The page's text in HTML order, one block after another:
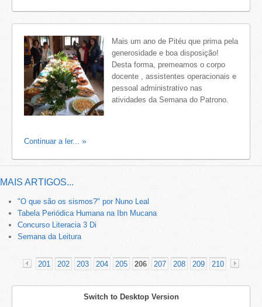
Mais um ano de Pitéu que prima pela
generosidade e boa disposição!
Desta forma, premeamos o corpo
docente , assistentes operacionais e
pessoal administrativo nas
atividades da Semana do Patrono.
Continuar a ler...
MAIS ARTIGOS...
"O que são os sismos?" por Nuno Leal
Tabela Periódica Humana na Ibn Mucana
Concurso Literacia 3 Di
Semana da Leitura
201 202 203 204 205 206 207 208 209 210
Switch to Desktop Version